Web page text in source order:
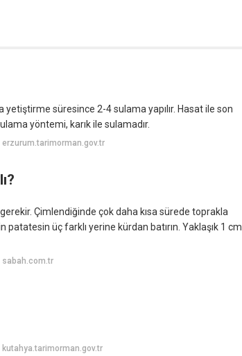
süresince 2-4 sulama yapılır. Hasat ile son
yöntemi, karık ile sulamadır.
erzurum.tarimorman.gov.tr
Çimlendiğinde çok daha kısa sürede toprakla
üç farklı yerine kürdan batırın. Yaklaşık 1 cm
sabah.com.tr
kutahya.tarimorman.gov.tr